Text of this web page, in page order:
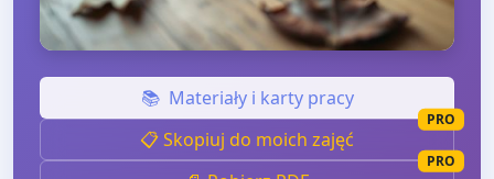
📚 Materiały i karty pracy
📋 Skopiuj do moich zajęć
PRO
PRO